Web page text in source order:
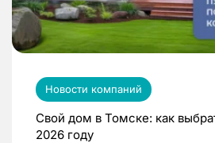
Новости компаний
Свой дом в Томске: как
2026 году